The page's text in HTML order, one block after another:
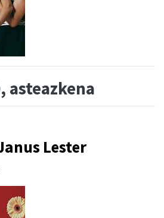
asteazkena
Lester